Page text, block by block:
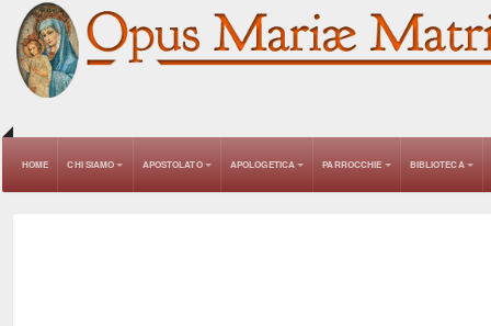
HOME CHI SIAMO APOSTOLATO APOLOGETICA PARROCCHIE BIBLIOTECA